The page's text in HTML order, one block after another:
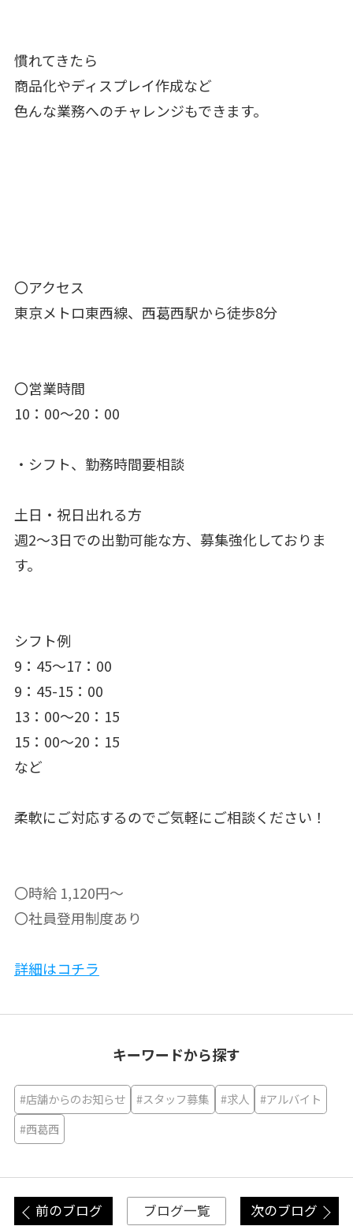
慣れてきたら
商品化やディスプレイ作成など
色んな業務へのチャレンジもできます。
〇アクセス
東京メトロ東西線、西葛西駅から徒歩8分
〇営業時間
10：00～20：00
・シフト、勤務時間要相談
土日・祝日出れる方
週2～3日での出勤可能な方、募集強化しておりま
す。
シフト例
9：45～17：00
9：45-15：00
13：00～20：15
15：00～20：15
など
柔軟にご対応するのでご気軽にご相談ください！
〇時給 1,120円～
〇社員登用制度あり
詳細はコチラ
キーワードから探す
#店舗からのお知らせ #スタッフ募集 #求人
#アルバイト
#西葛西
前のブログ ブログ一覧 次のブログ